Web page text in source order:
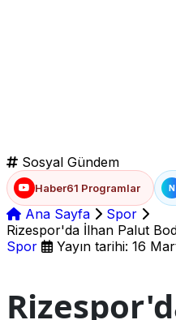
Sosyal Gündem
Haber61 Programlar N
Ana Sayfa
Spor
Rizespor'da İlhan Palut
Spor
Yayın tarihi: 16